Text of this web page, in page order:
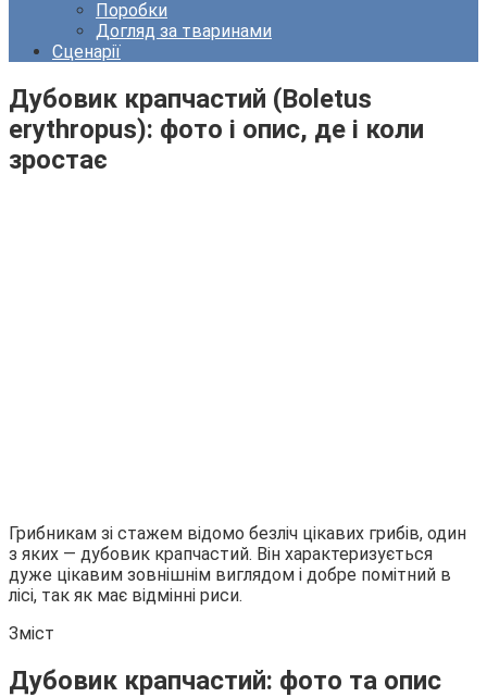
Поробки
Догляд за тваринами
Сценарії
Дубовик крапчастий (Boletus
erythropus): фото і опис, де і коли
зростає
Грибникам зі стажем відомо безліч цікавих грибів, один
з яких — дубовик крапчастий. Він характеризується
дуже цікавим зовнішнім виглядом і добре помітний в
лісі, так як має відмінні риси.
Зміст
Дубовик крапчастий: фото та опис